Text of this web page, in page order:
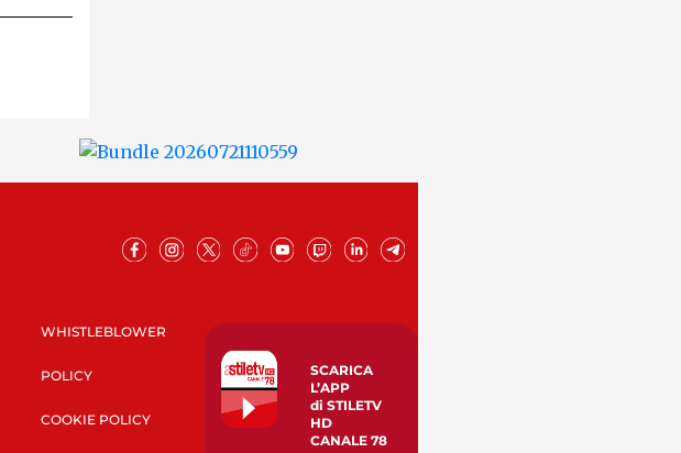
WHISTLEBLOWER
POLICY
COOKIE POLICY
SCARICA
L’APP
di STILETV
HD
CANALE 78